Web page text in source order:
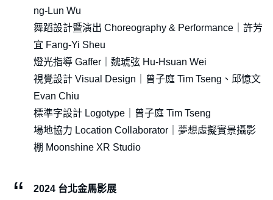
ng-Lun Wu
舞蹈設計暨演出 Choreography & Performance｜許芳
宜 Fang-Yi Sheu
燈光指導 Gaffer｜魏琥弦 Hu-Hsuan Wei
視覺設計 Visual Design｜曾子庭 Tim Tseng、邱憶文
Evan Chiu
標準字設計 Logotype｜曾子庭 Tim Tseng
場地協力 Location Collaborator｜夢想虛擬實景攝影
棚 Moonshine XR Studio
2024 台北金馬影展